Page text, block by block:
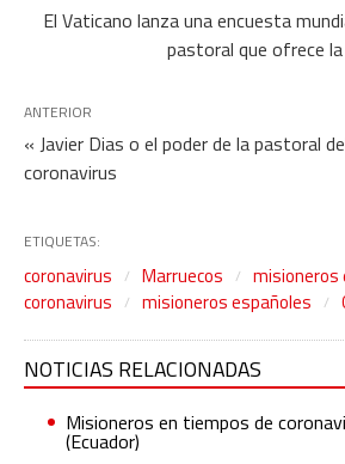
El Vaticano lanza una encuesta
pastoral que ofrece la
ANTERIOR
« Javier Dias o el poder de la pastoral
coronavirus
ETIQUETAS:
coronavirus Marruecos
misioneros
coronavirus
misioneros españoles
NOTICIAS RELACIONADAS
Misioneros en tiempos de
(Ecuador)